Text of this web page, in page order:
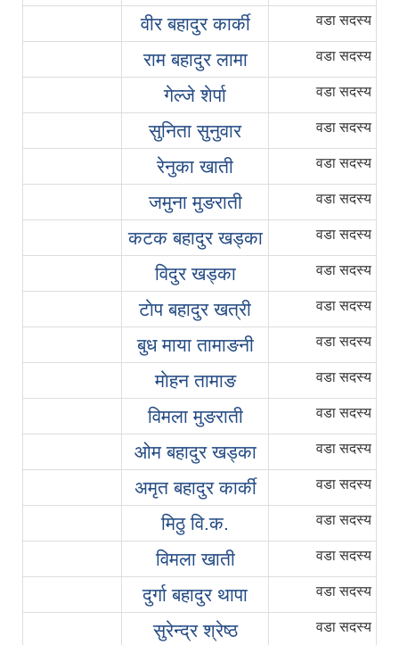
वीर बहादुर कार्की वडा सदस्य
राम बहादुर लामा वडा सदस्य
गेल्जे शेर्पा वडा सदस्य
सुनिता सुनुवार वडा सदस्य
रेनुका खाती वडा सदस्य
जमुना मुङराती वडा सदस्य
कटक बहादुर खड्का वडा सदस्य
विदुर खड्का वडा सदस्य
टाेप बहादुर खत्री वडा सदस्य
बुध माया तामाङनी वडा सदस्य
माेहन तामाङ वडा सदस्य
विमला मुङराती वडा सदस्य
ओम बहादुर खड्का वडा सदस्य
अमृत बहादुर कार्की वडा सदस्य
मिठु वि‍.क. वडा सदस्य
विमला खाती वडा सदस्य
दुर्गा बहादुर थापा वडा सदस्य
सुरेन्द्र श्रेष्ठ वडा सदस्य